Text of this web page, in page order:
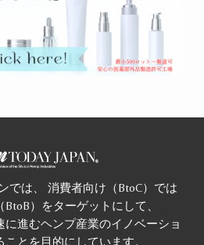
では、 消費者向け（BtoC）では
）をターゲットにして、
に進むヘンプ産業のイノベーショ
とを目的にしています。